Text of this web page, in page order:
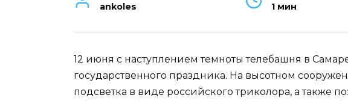
ankoles 1 мин
12 июня с наступлением темноты телебашня в
государственного праздника. На высотном
подсветка в виде российского триколора, а также